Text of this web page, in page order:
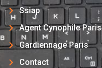
Ssiap
Agent Cynophile Paris
Gardiennage Paris
Contact